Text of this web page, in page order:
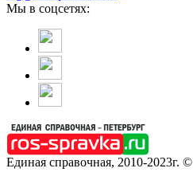
Мы в соцсетях:
Единая справочная, 2010-2023г. ©